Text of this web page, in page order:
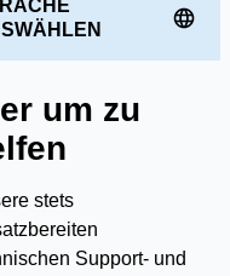
um zu
stets
Support- und